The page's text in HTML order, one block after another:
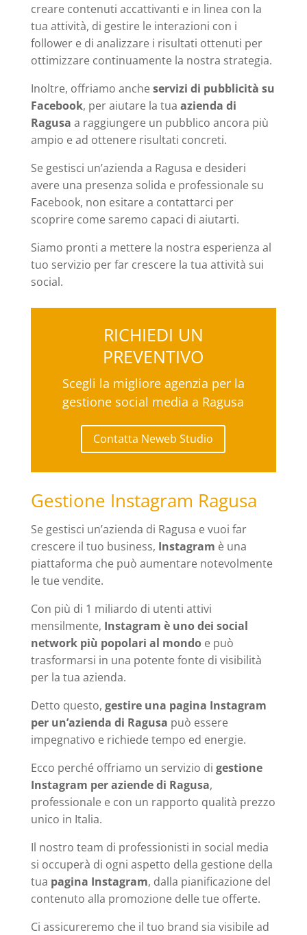
creare contenuti accattivanti e in linea con la
tua attività, di gestire le interazioni con i
follower e di analizzare i risultati ottenuti per
ottimizzare continuamente la nostra strategia.
Inoltre, offriamo ancheservizi di pubblicità su
Facebook, per aiutare la tua azienda di
Ragusa a raggiungere un pubblico ancora più
ampio e ad ottenere risultati concreti.
Se gestisci un’azienda a Ragusa e desideri
avere una presenza solida e professionale su
Facebook, non esitare a contattarci per
scoprire come saremo capaci di aiutarti.
Siamo pronti a mettere la nostra esperienza al
tuo servizio per far crescere la tua attività sui
social.
RICHIEDI UN
PREVENTIVO
Scegli la migliore agenzia per la
gestione social media a Ragusa
Contatta Neweb Studio
Gestione Instagram Ragusa
Se gestisci un’azienda di Ragusa e vuoi far
crescere il tuo business, Instagram è una
piattaforma che può aumentare notevolmente
le tue vendite.
Con più di 1 miliardo di utenti attivi
mensilmente, Instagram è uno dei social
network più popolari al mondoe può
trasformarsi in una potente fonte di visibilità
per la tua azienda.
Detto questo, gestire una pagina Instagram
per un’azienda di Ragusa può essere
impegnativo e richiede tempo ed energie.
Ecco perché offriamo un servizio di gestione
Instagram per aziende di Ragusa,
professionale e con un rapporto qualità prezzo
unico in Italia.
Il nostro team di professionisti in social media
si occuperà di ogni aspetto della gestione della
tua pagina Instagram, dalla pianificazione del
contenuto alla promozione delle tue offerte.
Ci assicureremo che il tuo brand sia visibile ad